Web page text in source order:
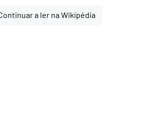
a ler na Wikipédia